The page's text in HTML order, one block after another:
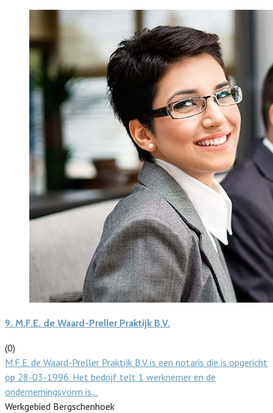
9. M.F.E. de Waard-Preller Praktijk B.V.
(0)
M.F.E. de Waard-Preller Praktijk B.V. is een notaris die is opgericht
op 28-03-1996. Het bedrijf telt 1 werknemer en de
ondernemingsvorm is…
Werkgebied Bergschenhoek